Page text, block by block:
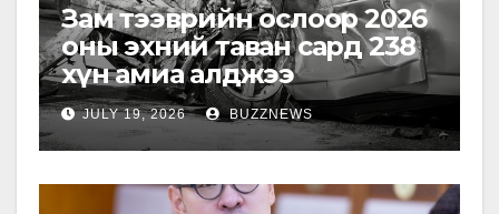
Зам тээврийн ослоор 2026
оны эхний таван сард 238
хүн амиа алджээ
JULY 19, 2026 BUZZNEWS